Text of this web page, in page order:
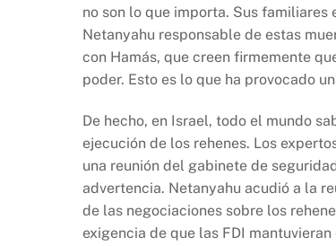
no son lo que importa. Sus familiares
Netanyahu responsable de estas
con Hamás, que creen firmemente
poder. Esto es lo que ha provocado
De hecho, en Israel, todo el mundo
ejecución de los rehenes. Los
una reunión del gabinete de
advertencia. Netanyahu acudió a la
de las negociaciones sobre los
exigencia de que las FDI